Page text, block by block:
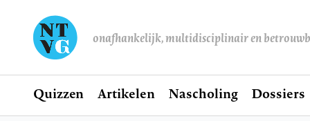
onafhankelijk, multidisciplinair en
Hoofdnavigatie
Home
Quizzen Artikelen Nascholing Dossiers